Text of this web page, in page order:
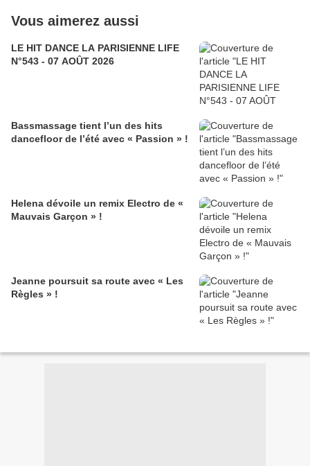
Vous aimerez aussi
LE HIT DANCE LA PARISIENNE LIFE
N°543 - 07 AOÛT 2026
Bassmassage tient l’un des hits
dancefloor de l’été avec « Passion » !
Helena dévoile un remix Electro de «
Mauvais Garçon » !
Jeanne poursuit sa route avec « Les
Règles » !